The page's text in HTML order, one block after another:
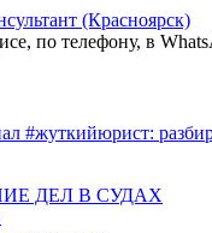
по телефону, в
#жуткийюрист:
ДЕЛ В СУДАХ